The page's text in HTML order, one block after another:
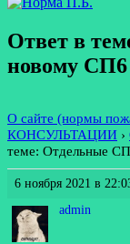
Ответ в
новому СП6
О сайте (нормы
КОНСУЛЬТАЦИИ ›
теме: Отдельные
6 ноября 2021 в
admin